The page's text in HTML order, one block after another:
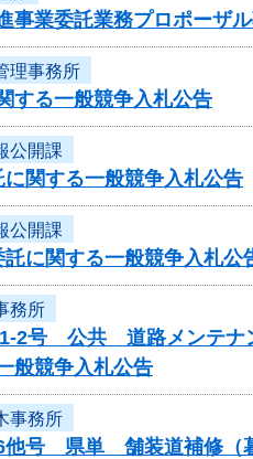
事業委託業務プロポーザ
理事務所
する一般競争入札公告
公開課
関する一般競争入札公告
公開課
に関する一般競争入札公
務所
2号 公共 道路メンテナ
般競争入札公告
事務所
6他号 県単 舗装道補修（